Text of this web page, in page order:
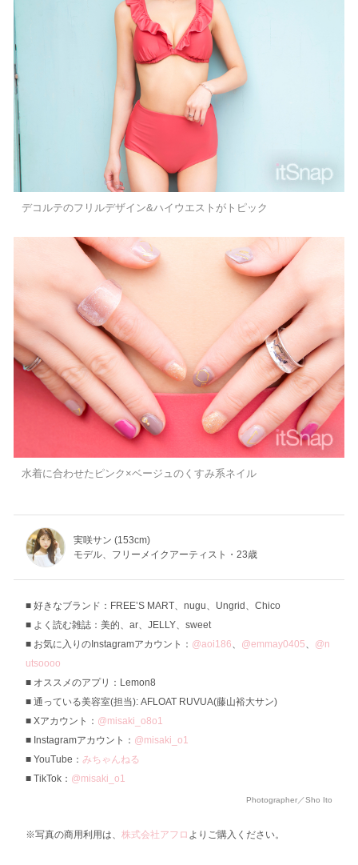
デコルテのフリルデザイン&ハイウエストがトピック
水着に合わせたピンク×ベージュのくすみ系ネイル
実咲サン (153cm)
モデル、フリーメイクアーティスト・23歳
好きなブランド：FREE’S MART、nugu、Ungrid、Chico
よく読む雑誌：美的、ar、JELLY、sweet
お気に入りのInstagramアカウント： @aoi186、 @emmay0405、 @n
utsoooo
オススメのアプリ：Lemon8
通っている美容室(担当): AFLOAT RUVUA(藤山裕大サン)
Xアカウント： @misaki_o8o1
Instagramアカウント： @misaki_o1
YouTube： みちゃんねる
TikTok： @misaki_o1
Photographer／Sho Ito
※写真の商用利用は、 株式会社アフロ よりご購入ください。